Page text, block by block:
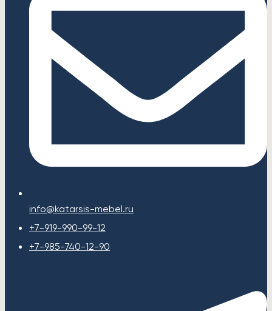
info@katarsis-mebel.ru
+7-919-990-99-12
+7-985-740-12-90